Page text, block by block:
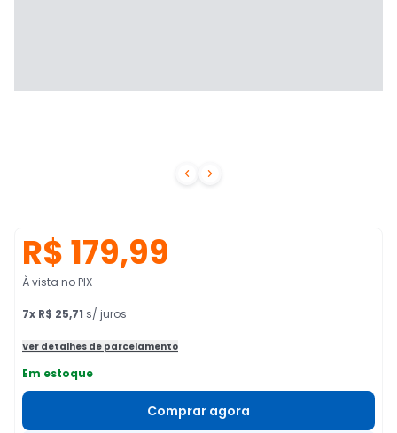
 
R$ 179,99
À vista no PIX
7x R$ 25,71 s/ juros
Ver detalhes de parcelamento
Em estoque
Comprar agora